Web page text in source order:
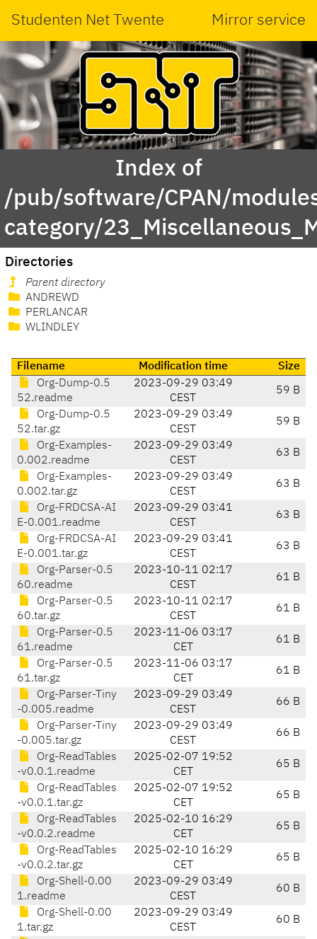
Studenten Net Twente Mirror service
Index of
/pub/software/CPAN/
category/
Directories
Parent directory
ANDREWD
PERLANCAR
WLINDLEY
Filename Modification time
Size
Org-Dump-0.5
52.readme
2023-09-29 03:49
CEST
59 B
Org-Dump-0.5
52.tar.gz
2023-09-29 03:49
CEST
59 B
Org-Examples-
0.002.readme
2023-09-29 03:49
CEST
63 B
Org-Examples-
0.002.tar.gz
2023-09-29 03:49
CEST
63 B
Org-FRDCSA-AI
E-0.001.readme
2023-09-29 03:41
CEST
63 B
Org-FRDCSA-AI
E-0.001.tar.gz
2023-09-29 03:41
CEST
63 B
Org-Parser-0.5
60.readme
2023-10-11 02:17
CEST
61 B
Org-Parser-0.5
60.tar.gz
2023-10-11 02:17
CEST
61 B
Org-Parser-0.5
61.readme
2023-11-06 03:17
CET
61 B
Org-Parser-0.5
61.tar.gz
2023-11-06 03:17
CET
61 B
Org-Parser-Tiny
-0.005.readme
2023-09-29 03:49
CEST
66 B
Org-Parser-Tiny
-0.005.tar.gz
2023-09-29 03:49
CEST
66 B
Org-ReadTables
-v0.0.1.readme
2025-02-07 19:52
CET
65 B
Org-ReadTables
-v0.0.1.tar.gz
2025-02-07 19:52
CET
65 B
Org-ReadTables
-v0.0.2.readme
2025-02-10 16:29
CET
65 B
Org-ReadTables
-v0.0.2.tar.gz
2025-02-10 16:29
CET
65 B
Org-Shell-0.00
1.readme
2023-09-29 03:49
CEST
60 B
Org-Shell-0.00
1.tar.gz
2023-09-29 03:49
CEST
60 B